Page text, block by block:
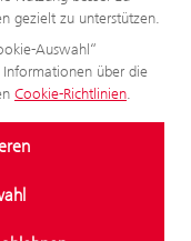
gezielt zu unterstützen.
Auswahl“
über die
Cookie-Richtlinien